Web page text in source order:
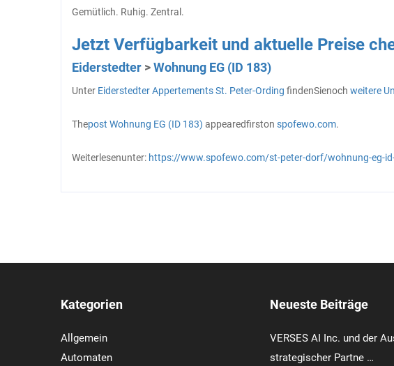
Gemütlich. Ruhig. Zentral.
Jetzt Verfügbarkeit und aktuelle Preise
Eiderstedter >Wohnung EG (ID 183)
Unter EiderstedterAppertements St. Peter-Ording findenSienoch weitere
Thepost Wohnung EG (ID 183) appearedfirston spofewo.com.
Weiterlesenunter: https://www.spofewo.com/st-peter-dorf/wohnung-eg-
Kategorien
Allgemein
Automaten
Neueste Beiträge
VERSES AI Inc. und der
strategischer Partne …